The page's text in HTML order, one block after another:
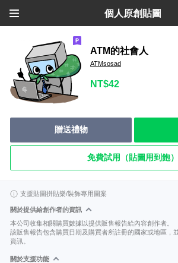
個人原創貼圖
ATM的社會人
ATMsosad
NT$42
贈送禮物
免費試用（貼圖用到飽）
支援貼圖拼貼樂/裝飾專用圖案
關於提供給創作者的資訊
本公司收集相關購買數據以提供販售報告給內容創作者。
該販售報告包含購買日期及購買者所註冊的國家或地區，
資訊。
關於支援功能